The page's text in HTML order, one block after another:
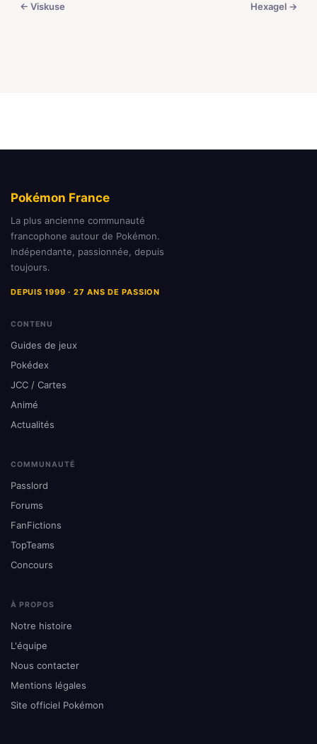
← Viskuse Hexagel →
Pokémon France
La plus ancienne communauté
francophone autour de Pokémon.
Indépendante, passionnée, depuis
toujours.
DEPUIS 1999 · 27 ANS DE PASSION
CONTENU
Guides de jeux
Pokédex
JCC / Cartes
Animé
Actualités
COMMUNAUTÉ
Passlord
Forums
FanFictions
TopTeams
Concours
À PROPOS
Notre histoire
L'équipe
Nous contacter
Mentions légales
Site officiel Pokémon